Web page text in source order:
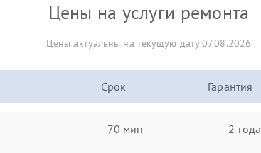
Цены на услуги ремонта
Цены актуальны на текущую дату 07.08.2026
Срок Гарантия
70 мин 2 года